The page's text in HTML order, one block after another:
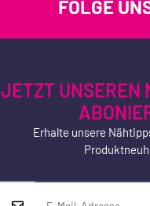
FOLGE
JETZT UNSEREN
Erhalte unsere